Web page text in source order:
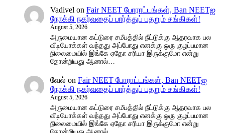
Vadivel on Fair NEET போராட்டங்கள், Ban NEETஐ
நோக்கி நகர்வதைப் பார்த்துப் பதறும் சங்கிகள்!
August 5, 2026
அருமையான கட்டுரை சமீபத்தில் நீட்டுக்கு ஆதரவாக பல
வீடியோக்கள் வந்தது அப்போது எனக்கு ஒரு குழப்பமான
நிலைமையில் இங்கே ஏதோ சரியா இருக்குமோ என்று
தோன்றியது ஆனால்…
வேல் on Fair NEET போராட்டங்கள், Ban NEETஐ
நோக்கி நகர்வதைப் பார்த்துப் பதறும் சங்கிகள்!
August 5, 2026
அருமையான கட்டுரை சமீபத்தில் நீட்டுக்கு ஆதரவாக பல
வீடியோக்கள் வந்தது அப்போது எனக்கு ஒரு குழப்பமான
நிலைமையில் இங்கே ஏதோ சரியா இருக்குமோ என்று